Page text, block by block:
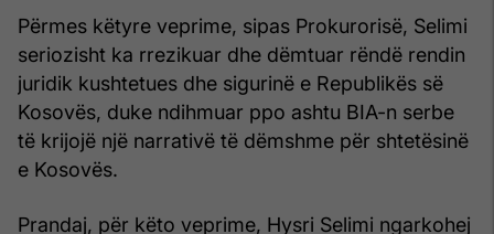
Përmes këtyre veprime, sipas Prokurorisë, Selimi
seriozisht ka rrezikuar dhe dëmtuar rëndë rendin
juridik kushtetues dhe sigurinë e Republikës së
Kosovës, duke ndihmuar ppo ashtu BIA-n serbe
të krijojë një narrativë të dëmshme për shtetësinë
e Kosovës.
Prandaj, për këto veprime, Hysri Selimi ngarkohej